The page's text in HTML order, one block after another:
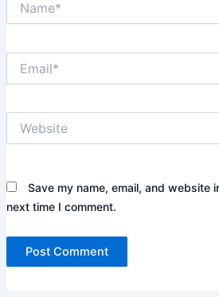
Save my name, email, and website
next time I comment.